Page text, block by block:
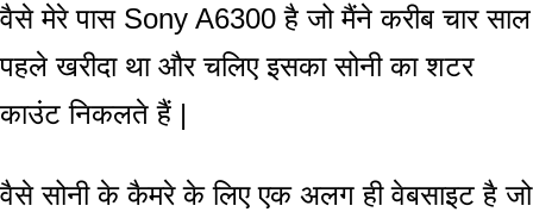
वैसे मेरे पास Sony A6300 है जो मैंने करीब चार साल
पहले खरीदा था और चलिए इसका सोनी का शटर
काउंट निकलते हैं |
वैसे सोनी के कैमरे के लिए एक अलग ही वेबसाइट है जो